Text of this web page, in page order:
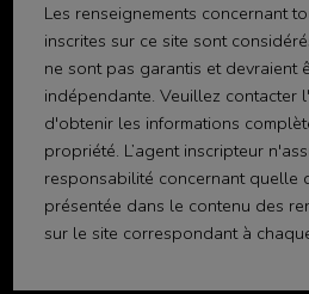
Les renseignements concernant
inscrites sur ce site sont
ne sont pas garantis et devraient
indépendante. Veuillez contacter
d'obtenir les informations
propriété. L’agent inscripteur
responsabilité concernant quelle
présentée dans le contenu des
sur le site correspondant à